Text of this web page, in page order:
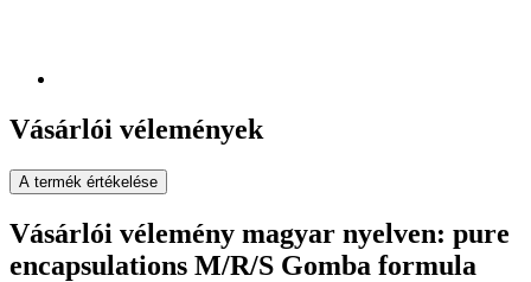
Vásárlói vélemények
A termék értékelése
Vásárlói vélemény magyar nyelven: pure
encapsulations M/R/S Gomba formula